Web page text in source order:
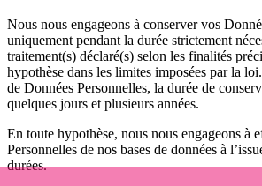
Nous nous engageons à conserver vos
uniquement pendant la durée strictement
traitement(s) déclaré(s) selon les finalités
hypothèse dans les limites imposées par la
de Données Personnelles, la durée de
quelques jours et plusieurs années.
En toute hypothèse, nous nous engageons à
Personnelles de nos bases de données à
durées.